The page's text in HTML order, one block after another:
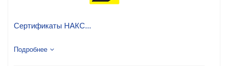
Сертификаты НАКС...
Подробнее